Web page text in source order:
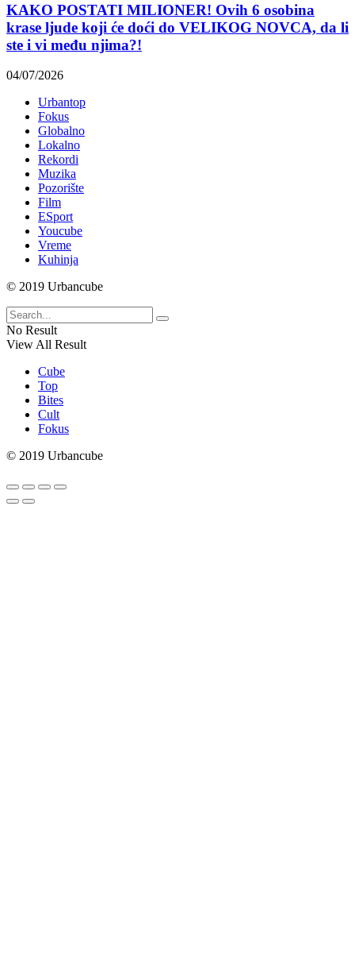
KAKO POSTATI MILIONER! Ovih 6 osobina
krase ljude koji će doći do VELIKOG NOVCA, da li
ste i vi među njima?!
04/07/2026
Urbantop
Fokus
Globalno
Lokalno
Rekordi
Muzika
Pozorište
Film
ESport
Youcube
Vreme
Kuhinja
© 2019 Urbancube
No Result
View All Result
Cube
Top
Bites
Cult
Fokus
© 2019 Urbancube